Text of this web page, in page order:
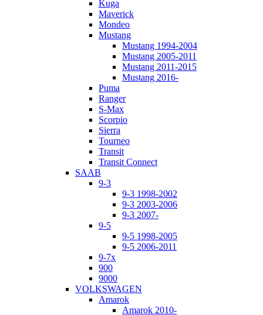
Kuga
Maverick
Mondeo
Mustang
Mustang 1994-2004
Mustang 2005-2011
Mustang 2011-2015
Mustang 2016-
Puma
Ranger
S-Max
Scorpio
Sierra
Tourneo
Transit
Transit Connect
SAAB
9-3
9-3 1998-2002
9-3 2003-2006
9-3 2007-
9-5
9-5 1998-2005
9-5 2006-2011
9-7x
900
9000
VOLKSWAGEN
Amarok
Amarok 2010-